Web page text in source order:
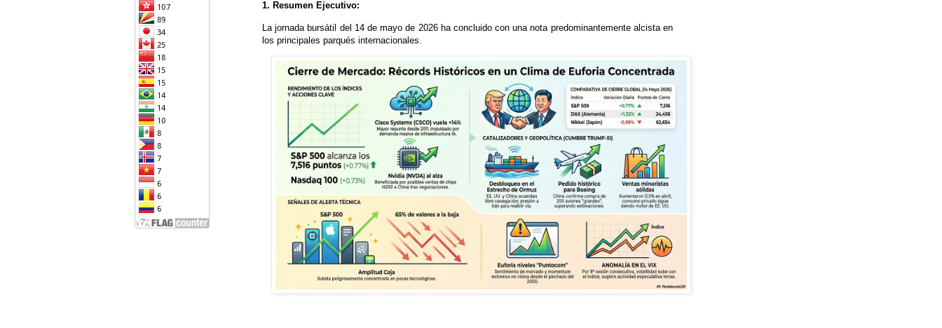
1. Resumen Ejecutivo:
La jornada bursátil del 14 de mayo de 2026 ha concluido con una nota predominantemente alcista en
los principales parqués internacionales.